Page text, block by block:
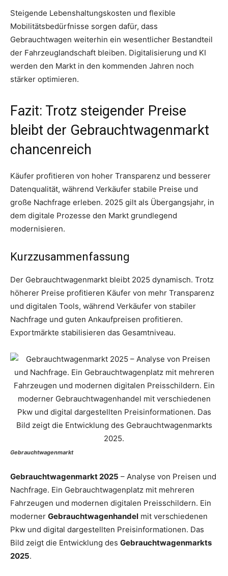
Steigende Lebenshaltungskosten und flexible
Mobilitätsbedürfnisse sorgen dafür, dass
Gebrauchtwagen weiterhin ein wesentlicher Bestandteil
der Fahrzeuglandschaft bleiben. Digitalisierung und KI
werden den Markt in den kommenden Jahren noch
stärker optimieren.
Fazit: Trotz steigender Preise
bleibt der Gebrauchtwagenmarkt
chancenreich
Käufer profitieren von hoher Transparenz und besserer
Datenqualität, während Verkäufer stabile Preise und
große Nachfrage erleben. 2025 gilt als Übergangsjahr, in
dem digitale Prozesse den Markt grundlegend
modernisieren.
Kurzzusammenfassung
Der Gebrauchtwagenmarkt bleibt 2025 dynamisch. Trotz
höherer Preise profitieren Käufer von mehr Transparenz
und digitalen Tools, während Verkäufer von stabiler
Nachfrage und guten Ankaufpreisen profitieren.
Exportmärkte stabilisieren das Gesamtniveau.
Gebrauchtwagenmarkt
Gebrauchtwagenmarkt 2025 – Analyse von Preisen und
Nachfrage. Ein Gebrauchtwagenplatz mit mehreren
Fahrzeugen und modernen digitalen Preisschildern. Ein
moderner Gebrauchtwagenhandel mit verschiedenen
Pkw und digital dargestellten Preisinformationen. Das
Bild zeigt die Entwicklung des Gebrauchtwagenmarkts
2025.